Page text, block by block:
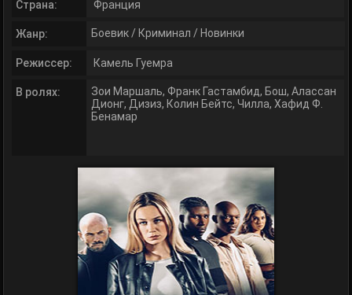
Страна: Франция
Жанр: Боевик / Криминал / Новинки
Режиссер: Камель Гуемра
В ролях: Зои Маршаль,Франк Гастамбид, Бош,Алассан
Дионг, Дизиз, Колин Бейтс,Чилла,Хафид Ф.
Бенамар